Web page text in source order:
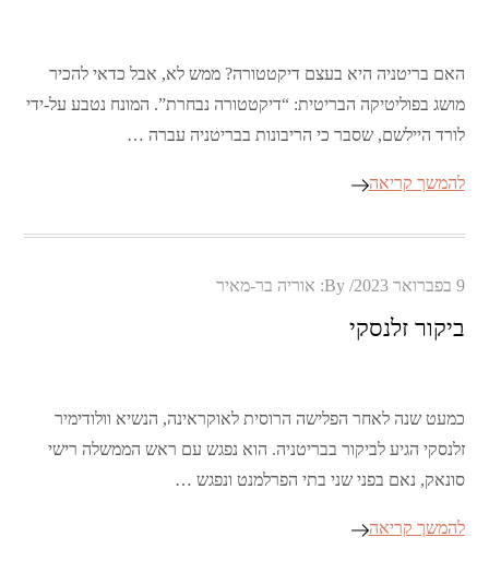
האם בריטניה היא בעצם דיקטטורה? ממש לא, אבל כדאי להכיר
מושג בפוליטיקה הבריטית: “דיקטטורה נבחרת”. המונח נטבע על-ידי
לורד היילשם, שסבר כי הריבונות בבריטניה עברה …
להמשך קריאה
Posted
9 בפברואר 2023 By: אוריה בר-מאיר
ביקור זלנסקי
כמעט שנה לאחר הפלישה הרוסית לאוקראינה, הנשיא וולודימיר
זלנסקי הגיע לביקור בבריטניה. הוא נפגש עם ראש הממשלה רישי
סונאק, נאם בפני שני בתי הפרלמנט ונפגש …
להמשך קריאה